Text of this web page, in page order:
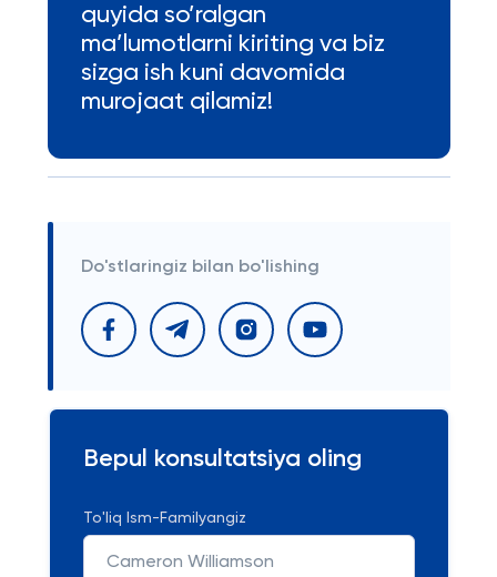
quyida so’ralgan
ma’lumotlarni kiriting va biz
sizga ish kuni davomida
murojaat qilamiz!
Do'stlaringiz bilan bo'lishing
Bepul konsultatsiya oling
To'liq Ism-Familyangiz